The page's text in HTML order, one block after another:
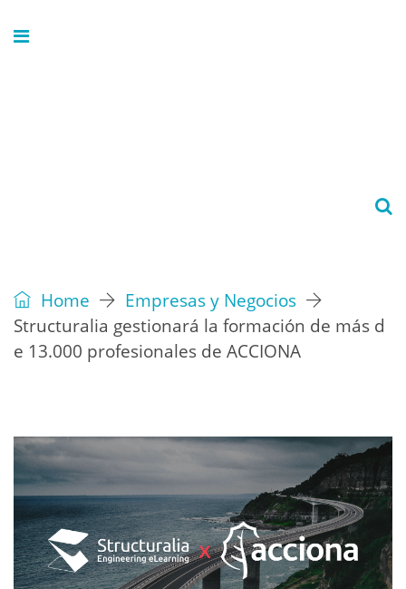
Home
Empresas y Negocios
Structuralia gestionará la formación de más d
e 13.000 profesionales de ACCIONA